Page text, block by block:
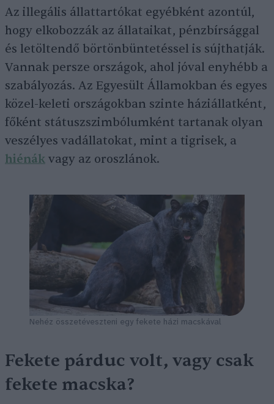
Az illegális állattartókat egyébként azontúl,
hogy elkobozzák az állataikat, pénzbírsággal
és letöltendő börtönbüntetéssel is sújthatják.
Vannak persze országok, ahol jóval enyhébb a
szabályozás. Az Egyesült Államokban és egyes
közel-keleti országokban szinte háziállatként,
főként státuszszimbólumként tartanak olyan
veszélyes vadállatokat, mint a tigrisek, a
hiénák vagy az oroszlánok.
Nehéz összetéveszteni egy fekete házi macskával
Fekete párduc volt, vagy csak
fekete macska?